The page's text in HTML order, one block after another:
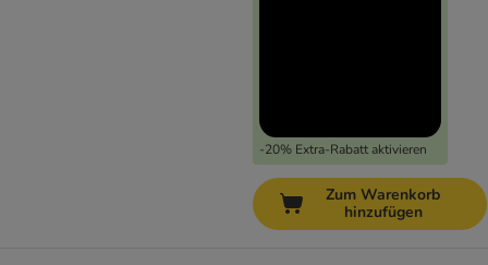
-20% Extra-Rabatt aktivieren
Zum Warenkorb
hinzufügen